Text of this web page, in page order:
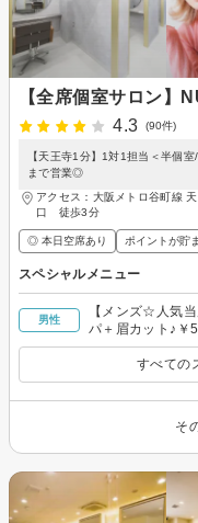
【全席個室サロン】
4.3
(90件)
【天王寺1分】1対1担当＜半個
まで営業◎
アクセス：大阪メトロ谷町線
口 徒歩3分
◎ 本日空席あり ポイントが貯
スペシャルメニュー
男性
【メンズ☆人気
パ＋眉カット♪￥
すべての
そ